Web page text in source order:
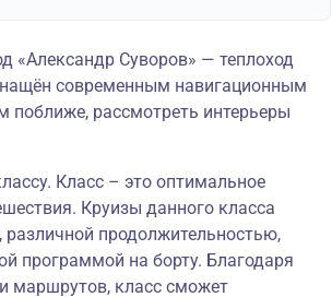
«Александр Суворов» — теплоход
современным навигационным
поближе, рассмотреть интерьеры
Класс – это оптимальное
Круизы данного класса
продолжительностью,
программой на борту. Благодаря
маршрутов, класс сможет